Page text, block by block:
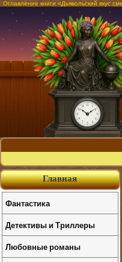
Оглавление книги «Дьявольский вкус
Главная
Фантастика
Детективы и Триллеры
Любовные романы